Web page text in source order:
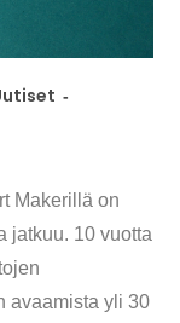
Makerillä on
jatkuu. 10 vuotta
avaamista yli 30